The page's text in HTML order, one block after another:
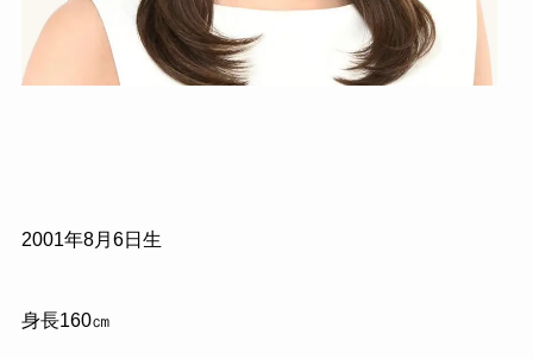
2001年8月6日生
身長160㎝